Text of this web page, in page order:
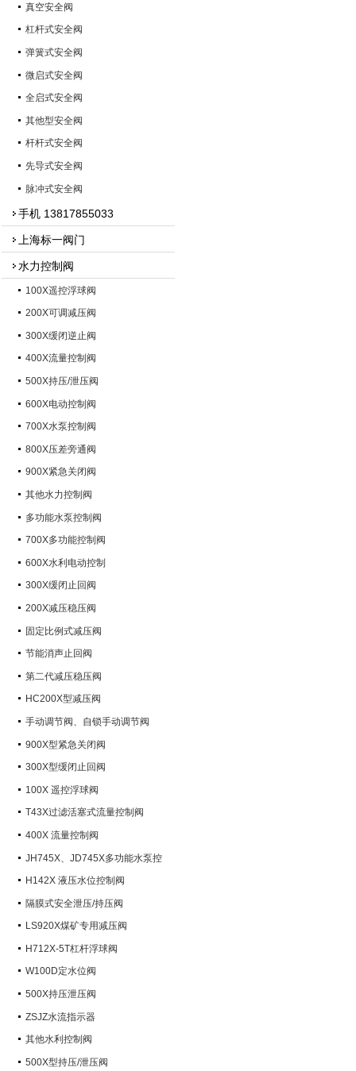
真空安全阀
杠杆式安全阀
弹簧式安全阀
微启式安全阀
全启式安全阀
其他型安全阀
杆杆式安全阀
先导式安全阀
脉冲式安全阀
手机 13817855033
上海标一阀门
水力控制阀
100X遥控浮球阀
200X可调减压阀
300X缓闭逆止阀
400X流量控制阀
500X持压/泄压阀
600X电动控制阀
700X水泵控制阀
800X压差旁通阀
900X紧急关闭阀
其他水力控制阀
多功能水泵控制阀
700X多功能控制阀
600X水利电动控制
300X缓闭止回阀
200X减压稳压阀
固定比例式减压阀
节能消声止回阀
第二代减压稳压阀
HC200X型减压阀
手动调节阀、自锁手动调节阀
900X型紧急关闭阀
300X型缓闭止回阀
100X 遥控浮球阀
T43X过滤活塞式流量控制阀
400X 流量控制阀
JH745X、JD745X多功能水泵控
制阀H142X 液压水位控制阀
隔膜式安全泄压/持压阀
LS920X煤矿专用减压阀
H712X-5T杠杆浮球阀
W100D定水位阀
500X持压泄压阀
ZSJZ水流指示器
其他水利控制阀
500X型持压/泄压阀